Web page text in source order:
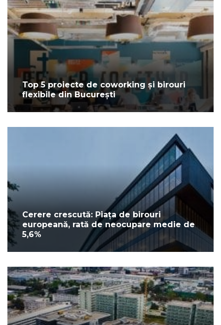
Top 5 proiecte de coworking și birouri
flexibile din București
Cerere crescută: Piața de birouri
europeană, rată de neocupare medie de
5,6%